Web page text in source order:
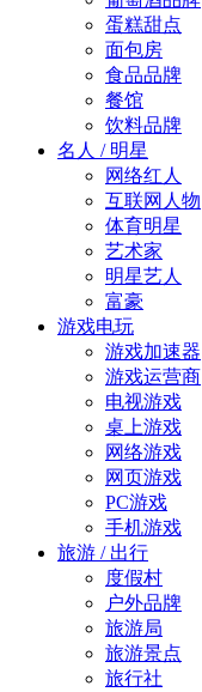
蛋糕甜点
面包房
食品品牌
餐馆
饮料品牌
名人 / 明星
网络红人
互联网人物
体育明星
艺术家
明星艺人
富豪
游戏电玩
游戏加速器
游戏运营商
电视游戏
桌上游戏
网络游戏
网页游戏
PC游戏
手机游戏
旅游 / 出行
度假村
户外品牌
旅游局
旅游景点
旅行社